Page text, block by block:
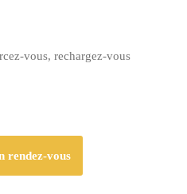
vous, rechargez-vous
rendez-vous